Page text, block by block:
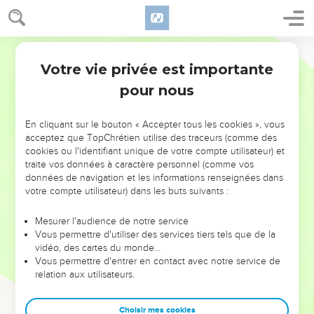
NE MANQUEZ PAS L’ÉVÉNEMENT
DE L’ANNÉE !
ET SI LEURS ERREURS POUVAIENT VOUS ÉVITER LES
VOTRES ?
leur foi ou leur vision. Mais on voit moins les doutes, les erreurs
et les saisons difficiles qu'ils ont traversés, alors même que ce
sont elles qui les ont façonnés.
Dans cette conférence, leaders, entrepreneurs, et responsables
clés pour avancer avec plus de sagesse afin que leurs erreurs
Votre vie privée est importante
pour nous
En cliquant sur le bouton « Accepter tous les cookies », vous
acceptez que TopChrétien utilise des traceurs (comme des
cookies ou l'identifiant unique de votre compte utilisateur) et
traite vos données à caractère personnel (comme vos
données de navigation et les informations renseignées dans
votre compte utilisateur) dans les buts suivants :
Mesurer l'audience de notre service
Vous permettre d'utiliser des services tiers tels que de la
vidéo, des cartes du monde…
Vous permettre d'entrer en contact avec notre service de
relation aux utilisateurs.
Choisir mes cookies